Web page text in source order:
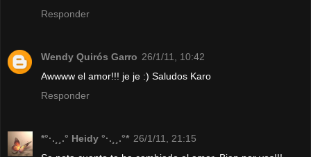
Responder
Wendy Quirós Garro 26/1/11, 10:42
Awwww el amor!!! je je :) Saludos Karo
Responder
*°·.¸¸.° Heidy °·.¸¸.°* 26/1/11, 21:15